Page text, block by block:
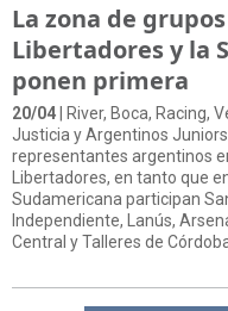
La zona de
Libertadores y la
ponen primera
20/04 | River, Boca, Racing,
Justicia y Argentinos
representantes argentinos
Libertadores, en tanto que
Sudamericana participan
Independiente, Lanús,
Central y Talleres de